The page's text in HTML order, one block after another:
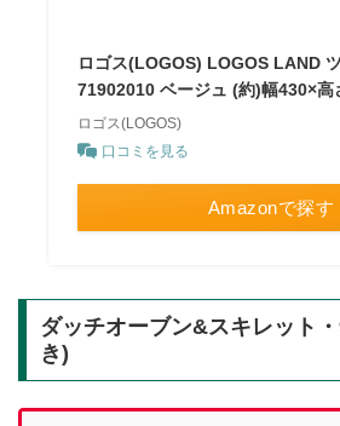
ロゴス(LOGOS) LOGOS LAND
71902010 ベージュ (約)幅430×高
ロゴス(LOGOS)
口コミを見る
Amazonで探す
ダッチオーブン&スキレット
き)